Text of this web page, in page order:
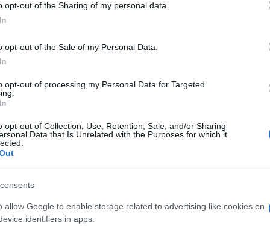
opt-out of the Sharing of my personal data.
opt-out of the Sale of my Personal Data.
opt-out of processing my Personal Data for Targeted
opt-out of Collection, Use, Retention, Sale, and/or Sharing
Data that Is Unrelated with the Purposes for which it
allow Google to enable storage related to advertising like cookies on
identifiers in apps.
arriva l’autovelox. Multe per
estratto la vittima e i due feriti dalle lamiere.
con due eliambulanze. Al momento il traffico di
registrano, inoltre, code e rallentamenti nella zona